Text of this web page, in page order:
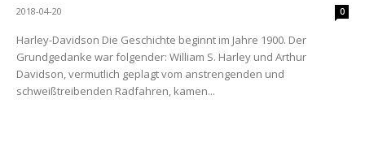
2018-04-20 0
Harley-Davidson Die Geschichte beginnt im Jahre 1900. Der
Grundgedanke war folgender: William S. Harley und Arthur
Davidson, vermutlich geplagt vom anstrengenden und
schweißtreibenden Radfahren, kamen...